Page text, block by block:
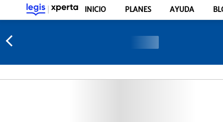
INICIO PLANES AYUDA